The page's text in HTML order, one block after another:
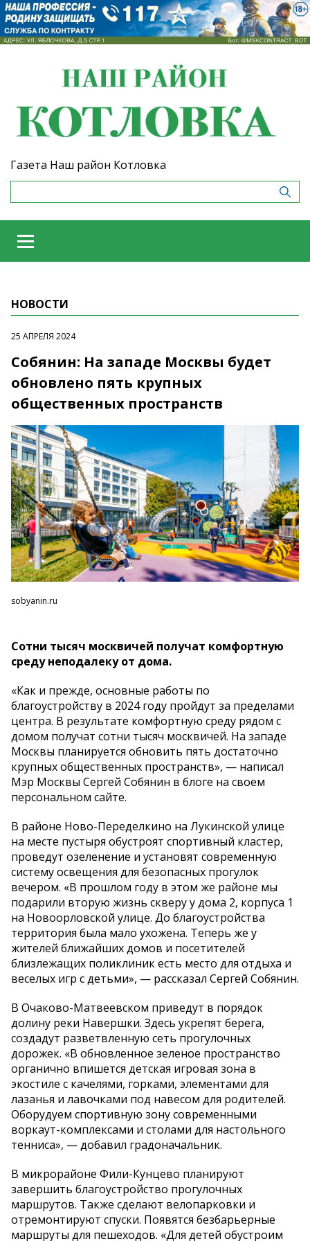
Газета Наш район Котловка
НОВОСТИ
25 АПРЕЛЯ 2024
Собянин: На западе Москвы будет
обновлено пять крупных
общественных пространств
sobyanin.ru
Сотни тысяч москвичей получат комфортную
среду неподалеку от дома.
«Как и прежде, основные работы по
благоустройству в 2024 году пройдут за пределами
центра. В результате комфортную среду рядом с
домом получат сотни тысяч москвичей. На западе
Москвы планируется обновить пять достаточно
крупных общественных пространств», — написал
Мэр Москвы Сергей Собянин в блоге на своем
персональном сайте.
В районе Ново-Переделкино на Лукинской улице
на месте пустыря обустроят спортивный кластер,
проведут озеленение и установят современную
систему освещения для безопасных прогулок
вечером. «В прошлом году в этом же районе мы
подарили вторую жизнь скверу у дома 2, корпуса 1
на Новоорловской улице. До благоустройства
территория была мало ухожена. Теперь же у
жителей ближайших домов и посетителей
близлежащих поликлиник есть место для отдыха и
веселых игр с детьми», — рассказал Сергей Собянин.
В Очаково-Матвеевском приведут в порядок
долину реки Навершки. Здесь укрепят берега,
создадут разветвленную сеть прогулочных
дорожек. «В обновленное зеленое пространство
органично впишется детская игровая зона в
экостиле с качелями, горками, элементами для
лазанья и лавочками под навесом для родителей.
Оборудуем спортивную зону современными
воркаут-комплексами и столами для настольного
тенниса», — добавил градоначальник.
В микрорайоне Фили-Кунцево планируют
завершить благоустройство прогулочных
маршрутов. Также сделают велопарковки и
отремонтируют спуски. Появятся безбарьерные
маршруты для пешеходов. «Для детей обустроим